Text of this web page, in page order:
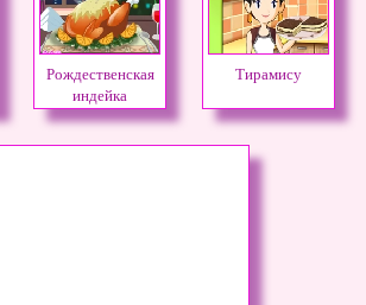
Рождественская
индейка
Тирамису